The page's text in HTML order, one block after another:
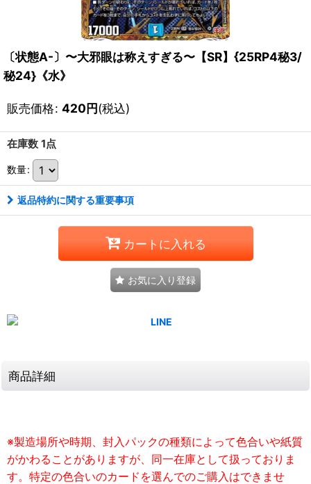
〔状態A-〕〜大邪眼は称えすぎる〜【SR】{25RP4秘3/
秘24}《水》
販売価格: 420円(税込)
在庫数 1点
数量:
返品特約に関する重要事項
カートに入れる
お気に入り登録
商品詳細
※製造場所や時期、封入パックの種類によって色合いや紙質
がかわることがありますが、同一在庫として扱っておりま
す。特定の色合いのカードを選んでのご購入はできませ